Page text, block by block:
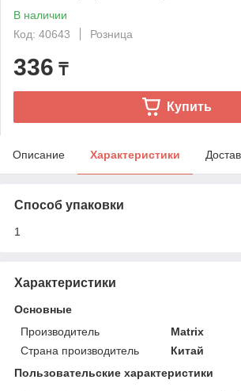
В наличии
Код: 40643
Розница
336 ₸
Купить
Описание Характеристики
Способ упаковки
1
Характеристики
Основные
Производитель
Matrix
Страна производитель
Китай
Пользовательские характеристики